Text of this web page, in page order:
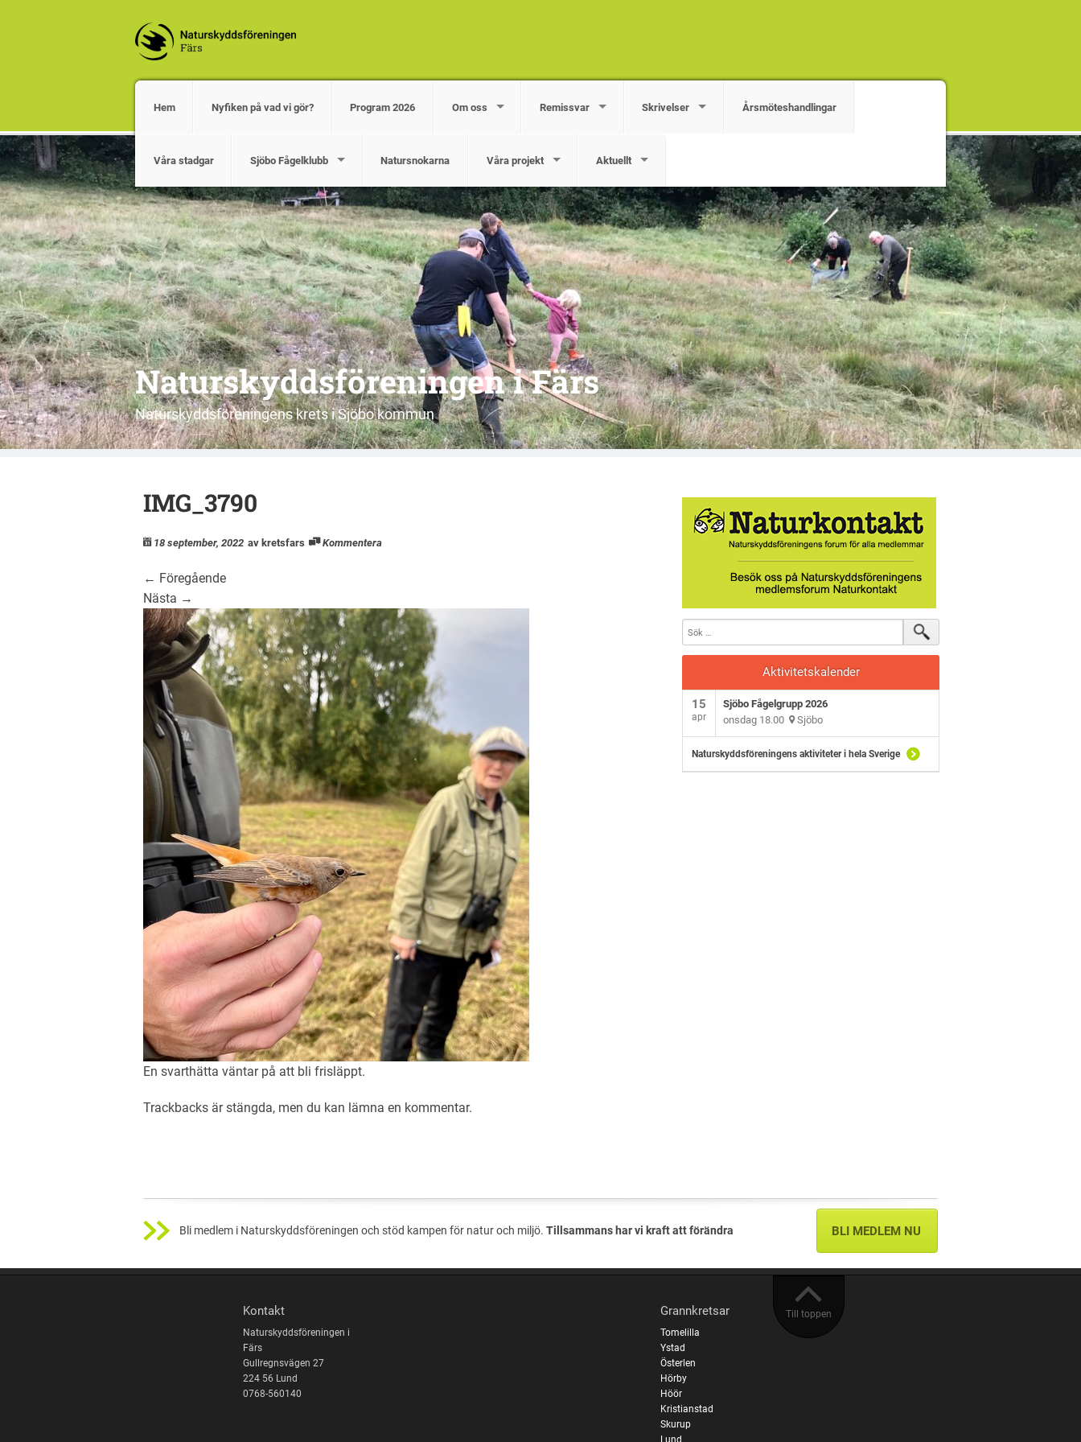
Hem Nyfiken på vad vi gör? Program 2026 Om oss Remissvar Skrivelser Årsmöteshandlingar
Våra stadgar Sjöbo Fågelklubb Natursnokarna Våra projekt Aktuellt
Naturskyddsföreningen i Färs
Naturskyddsföreningens krets i Sjöbo kommun
IMG_3790
18 september, 2022 av kretsfars Kommentera
← Föregående
Nästa →
En svarthätta väntar på att bli frisläppt.
Trackbacks är stängda, men du kan lämna en kommentar.
Aktivitetskalender
15
apr
Sjöbo Fågelgrupp 2026
onsdag 18.00 Sjöbo
Naturskyddsföreningens aktiviteter i hela Sverige
Bli medlem i Naturskyddsföreningen och stöd kampen för natur och miljö. Tillsammans har vi kraft att förändra BLI MEDLEM NU
Till toppen
Kontakt
Naturskyddsföreningen i
Färs
Gullregnsvägen 27
224 56 Lund
0768-560140
Grannkretsar
Tomelilla
Ystad
Österlen
Hörby
Höör
Kristianstad
Skurup